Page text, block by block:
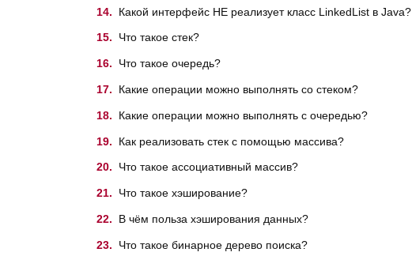
Какой интерфейс НЕ реализует класс LinkedList в Java?
Что такое стек?
Что такое очередь?
Какие операции можно выполнять со стеком?
Какие операции можно выполнять с очередью?
Как реализовать стек с помощью массива?
Что такое ассоциативный массив?
Что такое хэширование?
В чём польза хэширования данных?
Что такое бинарное дерево поиска?